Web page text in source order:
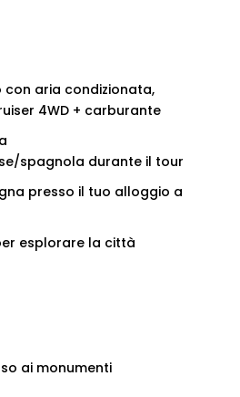
aria condizionata,
4WD + carburante
spagnola durante il tour
presso il tuo alloggio a
esplorare la città
ai monumenti